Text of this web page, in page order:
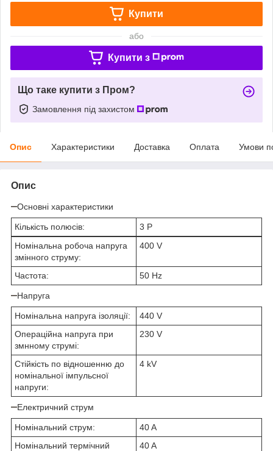
Купити
або
Купити з
Що таке купити з Пром?
Замовлення під захистом
Опис Характеристики Доставка Оплата Умови
Опис
Основні характеристики
Кількість полюсів:
3 P
Номінальна робоча напруга
змінного струму:
400 V
Частота: 50 Hz
Напруга
Номінальна напруга ізоляції:
440 V
Операційна напруга при
змнному струмі:
230 V
Стійкість по відношенню до
номінальної імпульсної
напруги:
4 kV
Електричний струм
Номінальний струм:
40 A
Номінальний термічний
40 A